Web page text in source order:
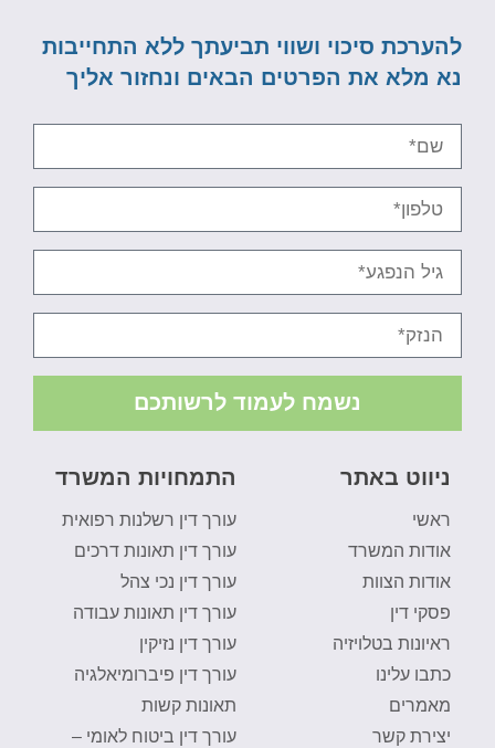
להערכת סיכוי ושווי תביעתך ללא התחייבות
נא מלא את הפרטים הבאים ונחזור אליך
נשמח לעמוד לרשותכם
ניווט באתר
ראשי
אודות המשרד
אודות הצוות
פסקי דין
ראיונות בטלויזיה
כתבו עלינו
מאמרים
יצירת קשר
התמחויות המשרד
עורך דין רשלנות רפואית
עורך דין תאונות דרכים
עורך דין נכי צהל
עורך דין תאונות עבודה
עורך דין נזיקין
עורך דין פיברומיאלגיה
תאונות קשות
עורך דין ביטוח לאומי –